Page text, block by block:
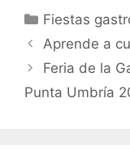
Categorías
Fiestas
Aprende a
Feria de la
Punta Umbría